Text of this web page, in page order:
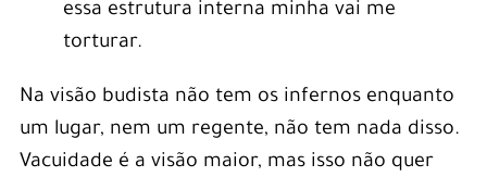
essa estrutura interna minha vai me
torturar.
Na visão budista não tem os infernos enquanto
um lugar, nem um regente, não tem nada disso.
Vacuidade é a visão maior, mas isso não quer